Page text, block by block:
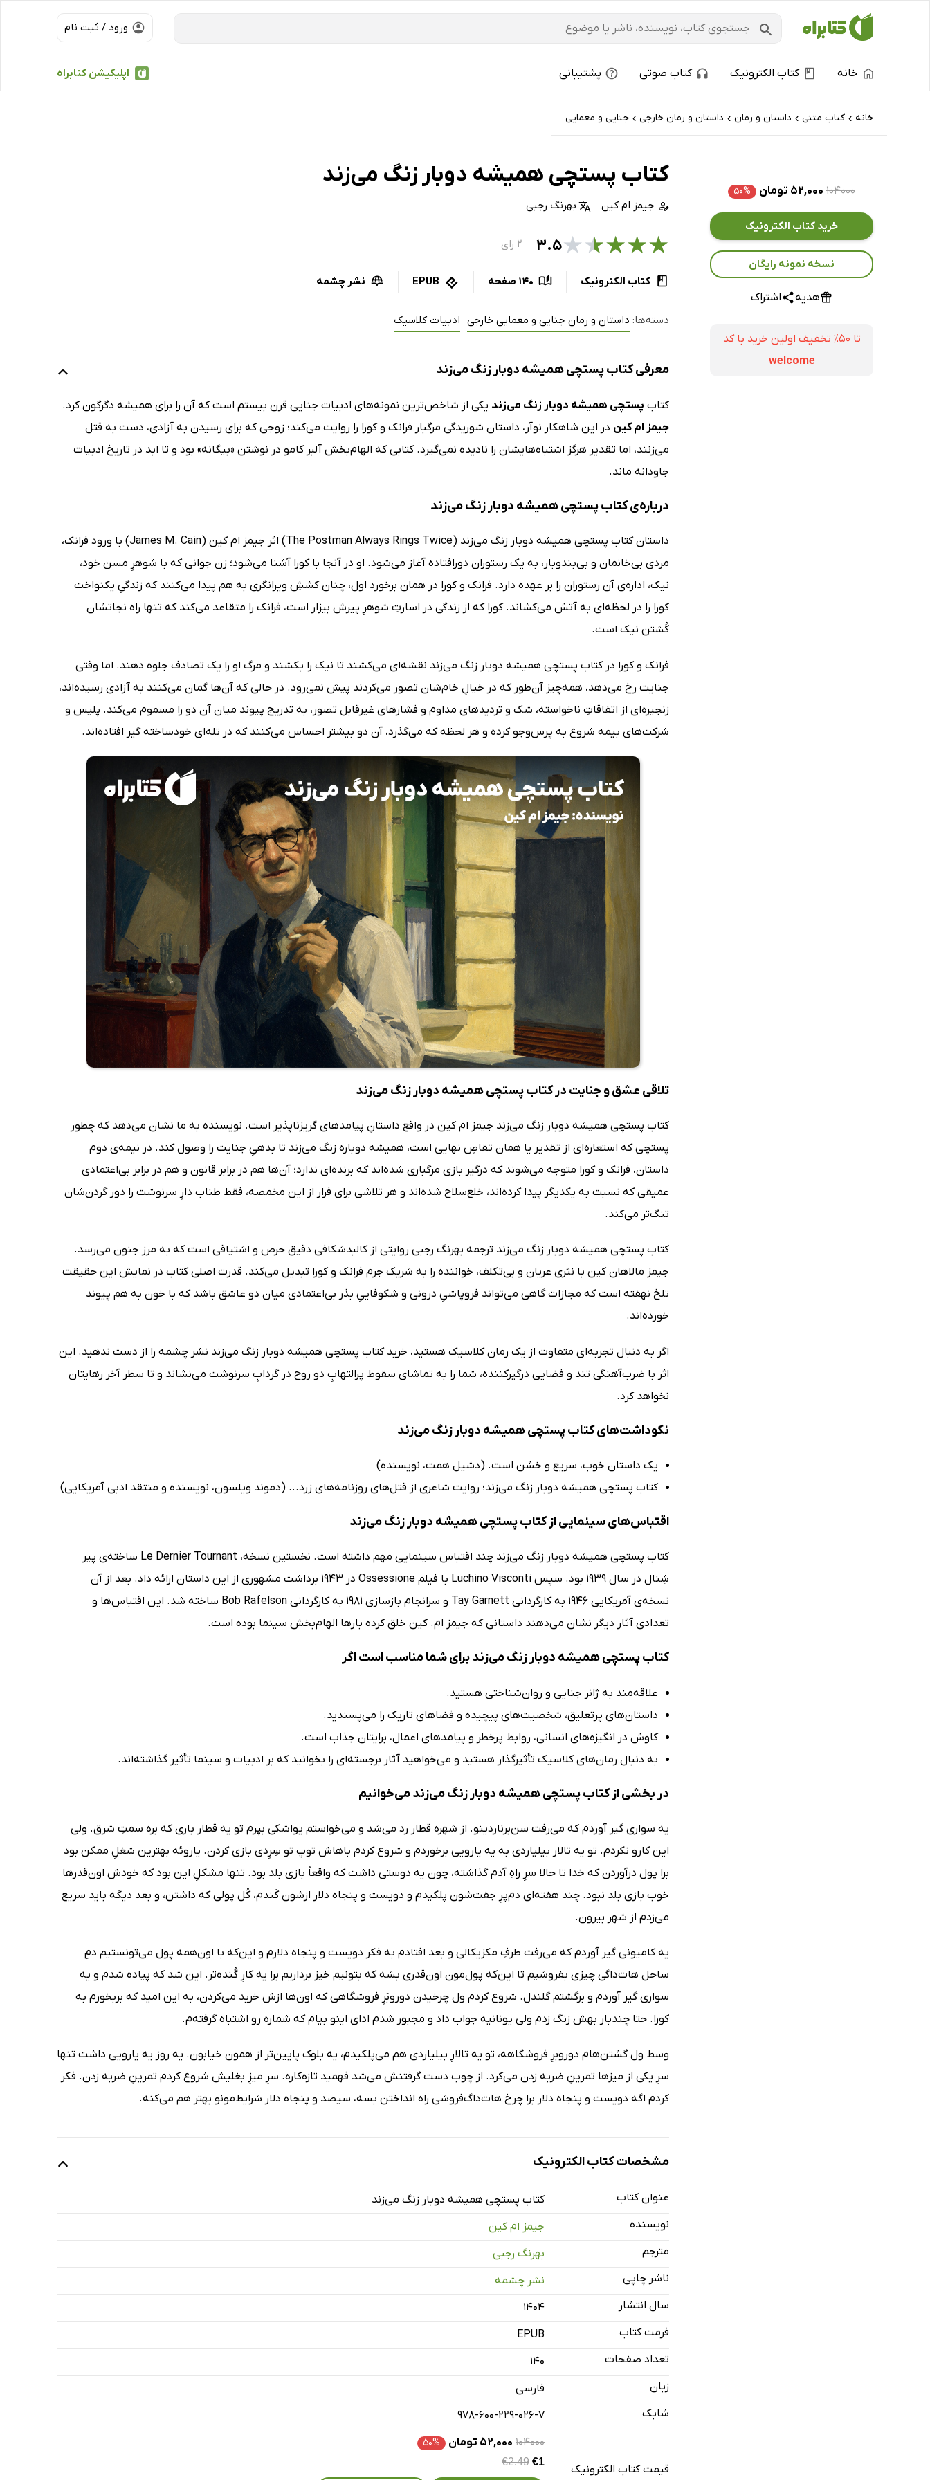
ورود / ثبت نام
اپلیکیشن کتابراه خانه کتاب الکترونیک کتاب صوتی پشتیبانی
خانه › کتاب‌ متنی › داستان و رمان › داستان و رمان خارجی › جنایی و معمایی
۱۰۴۰۰۰ ۵۲,۰۰۰ تومان ۵۰%
خرید کتاب الکترونیک
نسخه نمونه رایگان
هدیه اشتراک
تا ۵۰٪ تخفیف اولین خرید با کد
welcome
کتاب پستچی همیشه دوبار زنگ می‌زند
جیمز ام کین بهرنگ رجبی
★
★
★
★
★۳.۵ ۲ رای
کتاب الکترونیک 140 صفحه EPUB نشر چشمه
دسته‌ها: داستان و رمان جنایی و معمایی خارجی ادبیات کلاسیک
معرفی کتاب پستچی همیشه دوبار زنگ می‌زند
کتاب پستچی همیشه دوبار زنگ می‌زند یکی از شاخص‌ترین نمونه‌های ادبیات جنایی قرن بیستم است که آن را برای همیشه دگرگون کرد.
جیمز ام کین در این شاهکار نوآر، داستان شوریدگی مرگبار فرانک و کورا را روایت می‌کند؛ زوجی که برای رسیدن به آزادی، دست به قتل
می‌زنند، اما تقدیر هرگز اشتباه‌هایشان را نادیده نمی‌گیرد. کتابی که الهام‌بخش آلبر کامو در نوشتن «بیگانه» بود و تا ابد در تاریخ ادبیات
جاودانه ماند.
درباره‌ی کتاب پستچی همیشه دوبار زنگ می‌زند
داستان کتاب پستچی همیشه دوبار زنگ می‌زند (The Postman Always Rings Twice) اثر جیمز ام کین (James M. Cain) با ورود فرانک،
مردی بی‌خانمان و بی‌بندوبار، به یک رستوران دورافتاده آغاز می‌شود. او در آنجا با کورا آشنا می‌شود؛ زن جوانی که با شوهرِ مسن خود،
نیک، اداره‌ی آن رستوران را بر عهده دارد. فرانک و کورا در همان برخورد اول، چنان کششِ ویرانگری به هم پیدا می‌کنند که زندگیِ یکنواخت
کورا را در لحظه‌ای به آتش می‌کشاند. کورا که از زندگی در اسارتِ شوهرِ پیرش بیزار است، فرانک را متقاعد می‌کند که تنها راه نجاتشان
کُشتن نیک است.
فرانک و کورا در کتاب پستچی همیشه دوبار زنگ می‌زند نقشه‌ای می‌کشند تا نیک را بکشند و مرگ او را یک تصادف جلوه دهند. اما وقتی
جنایت رخ می‌دهد، همه‌چیز آن‌طور که در خیالِ خام‌شان تصور می‌کردند پیش نمی‌رود. در حالی که آن‌ها گمان می‌کنند به آزادی رسیده‌اند،
زنجیره‌ای از اتفاقاتِ ناخواسته، شک و تردیدهای مداوم و فشارهای غیرقابل تصور، به تدریج پیوند میان آن دو را مسموم می‌کند. پلیس و
شرکت‌های بیمه شروع به پرس‌وجو کرده و هر لحظه که می‌گذرد، آن دو بیشتر احساس می‌کنند که در تله‌ای خودساخته گیر افتاده‌اند.
تلاقی عشق و جنایت در کتاب پستچی همیشه دوبار زنگ می‌زند
کتاب پستچی همیشه دوبار زنگ می‌زند جیمز ام کین در واقع داستانِ پیامدهای گریزناپذیر است. نویسنده به ما نشان می‌دهد که چطور
پستچی که استعاره‌ای از تقدیر یا همان تقاصِ نهایی است، همیشه دوباره زنگ می‌زند تا بدهیِ جنایت را وصول کند. در نیمه‌ی دوم
داستان، فرانک و کورا متوجه می‌شوند که درگیر بازی مرگباری شده‌اند که برنده‌ای ندارد؛ آن‌ها هم در برابر قانون و هم در برابر بی‌اعتمادی
عمیقی که نسبت به یکدیگر پیدا کرده‌اند، خلع‌سلاح شده‌اند و هر تلاشی برای فرار از این مخمصه، فقط طناب دارِ سرنوشت را دور گردن‌شان
تنگ‌تر می‌کند.
کتاب پستچی همیشه دوبار زنگ می‌زند ترجمه بهرنگ رجبی روایتی از کالبدشکافی دقیق حرص و اشتیاقی است که به مرز جنون می‌رسد.
جیمز مالاهان کین با نثری عریان و بی‌تکلف، خواننده را به شریک جرم فرانک و کورا تبدیل می‌کند. قدرت اصلی کتاب در نمایش این حقیقت
تلخ نهفته است که مجازات گاهی می‌تواند فروپاشیِ درونی و شکوفاییِ بذر بی‌اعتمادی میان دو عاشق باشد که با خون به هم پیوند
خورده‌اند.
اگر به دنبال تجربه‌ای متفاوت از یک رمان کلاسیک هستید، خرید کتاب پستچی همیشه دوبار زنگ می‌زند نشر چشمه را از دست ندهید. این
اثر با ضرب‌آهنگی تند و فضایی درگیرکننده، شما را به تماشای سقوط پرالتهابِ دو روح در گردابِ سرنوشت می‌نشاند و تا سطر آخر رهایتان
نخواهد کرد.
نکوداشت‌های کتاب پستچی همیشه دوبار زنگ می‌زند
یک داستان خوب، سریع و خشن است. (دشیل همت، نویسنده)
کتاب پستچی همیشه دوبار زنگ می‌زند؛ روایت شاعری از قتل‌های روزنامه‌های زرد... (دموند ویلسون، نویسنده و منتقد ادبی آمریکایی)
اقتباس‌های سینمایی از کتاب پستچی همیشه دوبار زنگ می‌زند
کتاب پستچی همیشه دوبار زنگ می‌زند چند اقتباس سینمایی مهم داشته است. نخستین نسخه، Le Dernier Tournant ساخته‌ی پیر
شِنال در سال 1939 بود. سپس Luchino Visconti با فیلم Ossessione در 1943 برداشت مشهوری از این داستان ارائه داد. بعد از آن
نسخه‌ی آمریکایی 1946 به کارگردانی Tay Garnett و سرانجام بازسازی 1981 به کارگردانی Bob Rafelson ساخته شد. این اقتباس‌ها و
تعدادی آثار دیگر نشان می‌دهند داستانی که جیمز ام. کین خلق کرده بارها الهام‌بخش سینما بوده است.
کتاب پستچی همیشه دوبار زنگ می‌زند برای شما مناسب است اگر
علاقه‌مند به ژانر جنایی و روان‌شناختی هستید.
داستان‌های پرتعلیق، شخصیت‌های پیچیده و فضاهای تاریک را می‌پسندید.
کاوش در انگیزه‌های انسانی، روابط پرخطر و پیامدهای اعمال، برایتان جذاب است.
به دنبال رمان‌های کلاسیک تأثیرگذار هستید و می‌خواهید آثار برجسته‌ای را بخوانید که بر ادبیات و سینما تأثیر گذاشته‌اند.
در بخشی از کتاب پستچی همیشه دوبار زنگ می‌زند می‌خوانیم
یه سواری گیر آوردم که می‌رفت سن‌برناردینو. از شهره قطار رد می‌شد و می‌خواستم یواشکی بپرم تو یه قطار باری که بره سمتِ شرق. ولی
این‌ کارو نکردم. تو یه تالار بیلیاردی به یه یارویی برخوردم و شروع کردم باهاش توپ تو سِرِدی بازی کردن. یاروئه بهترین شغلِ ممکن بود
برا پول درآوردن که خدا تا حالا سرِ راهِ آدم گذاشته، چون یه دوستی داشت که واقعاً بازی بلد بود. تنها مشکلِ این بود که خودش اون‌قدرها
خوب بازی بلد نبود. چند هفته‌ای دم‌پرِ جفت‌شون پلکیدم و دویست و پنجاه دلار ازشون کَندم، کُل پولی که داشتن، و بعد دیگه باید سریع
می‌زدم از شهر بیرون.
یه کامیونی گیر آوردم که می‌رفت طرفِ مکزیکالی و بعد افتادم به فکر دویست و پنجاه دلارم و این‌که با اون‌همه پول می‌تونستیم دمِ
ساحل هات‌داگی چیزی بفروشیم تا این‌که پول‌مون اون‌قدری بشه که بتونیم خیز برداریم برا یه کارِ گُنده‌تر. این شد که پیاده شدم و یه
سواری گیر آوردم و برگشتم گلندل. شروع کردم ول چرخیدن دوروبَرِ فروشگاهی که اون‌ها ازش خرید می‌کردن، به این امید که بربخورم به
کورا. حتا چند‌بار بهش زنگ زدم ولی یونانیه جواب داد و مجبور شدم ادای اینو بیام که شماره رو اشتباه گرفته‌م.
وسط ول گشتن‌هام دوروبرِ فروشگاهه، تو یه تالارِ بیلیاردی هم می‌پلکیدم، یه بلوک پایین‌تر از همون خیابون. یه روز یه یارویی داشت تنها
سرِ یکی از میزها تمرینِ ضربه زدن می‌کرد. از چوب دست گرفتنش می‌شد فهمید تازه‌کاره. سرِ میزِ بغلیش شروع کردم تمرینِ ضربه زدن. فکر
کردم اگه دویست و پنجاه دلار برا چرخ‌ هات‌داگ‌فروشی راه انداختن بسه، سیصد و پنجاه دلار شرایط‌مونو بهتر هم می‌کنه.
مشخصات کتاب الکترونیک
عنوان کتاب
کتاب پستچی همیشه دوبار زنگ می‌زند
نویسنده
جیمز ام کین
مترجم
بهرنگ رجبی
ناشر چاپی
نشر چشمه
سال انتشار
۱۴۰۴
فرمت کتاب
EPUB
تعداد صفحات
140
زبان
فارسی
شابک
978-600-229-026-7
قیمت کتاب الکترونیک
۱۰۴۰۰۰ ۵۲,۰۰۰ تومان ۵۰%
€2.49 €1